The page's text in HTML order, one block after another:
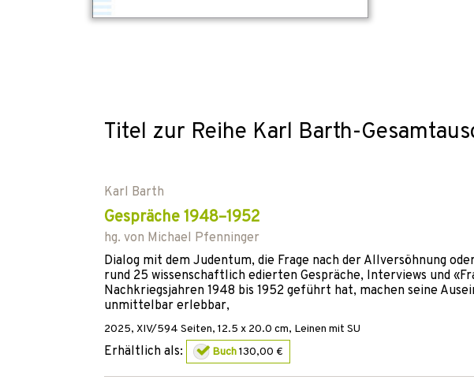
Titel zur Reihe Karl Barth-
Karl Barth
Gespräche 1948–1952
hg. von Michael Pfenninger
Dialog mit dem Judentum, die Frage nach der Allversöhnung
rund 25 wissenschaftlich edierten Gespräche, Interviews und
Nachkriegsjahren 1948 bis 1952 geführt hat, machen seine
unmittelbar erlebbar,
2025, XIV/594 Seiten, 12.5 x 20.0 cm, Leinen mit SU
Erhältlich als: Buch130,00 €